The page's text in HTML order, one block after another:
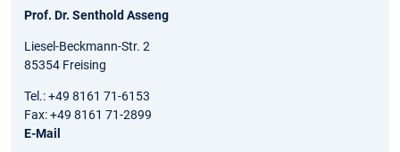
Prof. Dr. Senthold Asseng
Liesel-Beckmann-Str. 2
85354 Freising
Tel.: +49 8161 71-6153
Fax: +49 8161 71-2899
E-Mail